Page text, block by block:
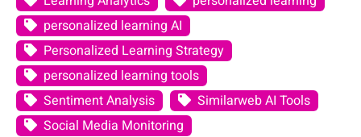
personalized learning AI
Personalized Learning Strategy
personalized learning tools
Sentiment Analysis
Similarweb AI Tools
Social Media Monitoring